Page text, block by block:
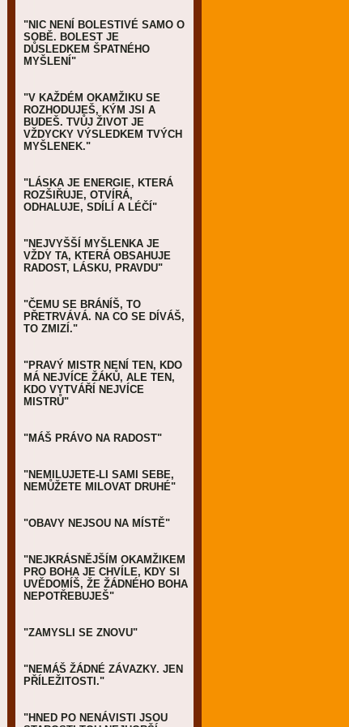
"NIC NENÍ BOLESTIVÉ SAMO O
SOBĚ. BOLEST JE
DŮSLEDKEM ŠPATNÉHO
MYŠLENÍ"
"V KAŽDÉM OKAMŽIKU SE
ROZHODUJEŠ, KÝM JSI A
BUDEŠ. TVŮJ ŽIVOT JE
VŽDYCKY VÝSLEDKEM TVÝCH
MYŠLENEK."
"LÁSKA JE ENERGIE, KTERÁ
ROZŠIŘUJE, OTVÍRÁ,
ODHALUJE, SDÍLÍ A LÉČÍ"
"NEJVYŠŠÍ MYŠLENKA JE
VŽDY TA, KTERÁ OBSAHUJE
RADOST, LÁSKU, PRAVDU"
"ČEMU SE BRÁNÍŠ, TO
PŘETRVÁVÁ. NA CO SE DÍVÁŠ,
TO ZMIZÍ."
"PRAVÝ MISTR NENÍ TEN, KDO
MÁ NEJVÍCE ŽÁKŮ, ALE TEN,
KDO VYTVÁŘÍ NEJVÍCE
MISTRŮ"
"MÁŠ PRÁVO NA RADOST"
"NEMILUJETE-LI SAMI SEBE,
NEMŮŽETE MILOVAT DRUHÉ"
"OBAVY NEJSOU NA MÍSTĚ"
"NEJKRÁSNĚJŠÍM OKAMŽIKEM
PRO BOHA JE CHVÍLE, KDY SI
UVĚDOMÍŠ, ŽE ŽÁDNÉHO BOHA
NEPOTŘEBUJEŠ"
"ZAMYSLI SE ZNOVU"
"NEMÁŠ ŽÁDNÉ ZÁVAZKY. JEN
PŘÍLEŽITOSTI."
"HNED PO NENÁVISTI JSOU